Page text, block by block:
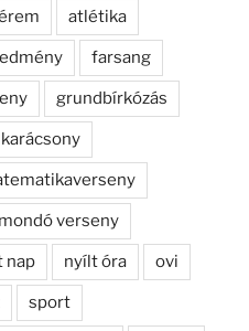
atlétika
farsang
grundbírkózás
karácsony
verseny
nap nyílt óra ovi
sport